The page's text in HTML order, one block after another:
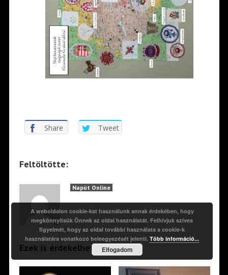
Share Tweet
Feltöltötte:
Napút Online
Ezek is érdekelhetik!
A weboldalon cookie-kat használunk annak érdekében, hogy
megkönnyítsük Önnek az oldal használatát. Felhívjuk szíves
figyelmét, hogy az oldal további használata a cookie-k
használatára vonatkozó beleegyezését jelenti.Több információ...
Elfogadom